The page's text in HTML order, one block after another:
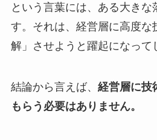
という言葉には、ある大きな
す。それは、経営層に高度な
解」させようと躍起になって
結論から言えば、 経営層に技
もらう必要はありません。